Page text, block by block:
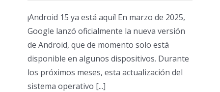
¡Android 15 ya está aquí! En marzo de 2025,
Google lanzó oficialmente la nueva versión
de Android, que de momento solo está
disponible en algunos dispositivos. Durante
los próximos meses, esta actualización del
sistema operativo [...]